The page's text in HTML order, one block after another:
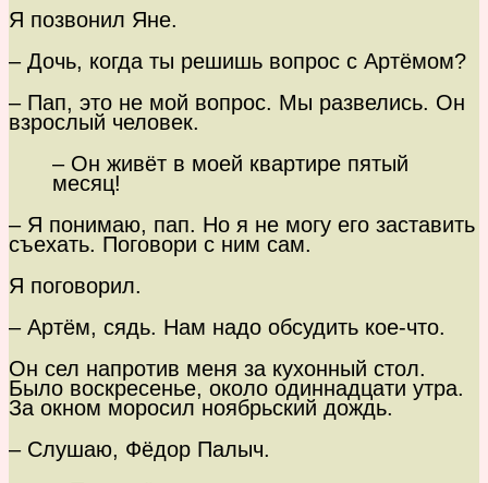
Я позвонил Яне.
– Дочь, когда ты решишь вопрос с Артёмом?
– Пап, это не мой вопрос. Мы развелись. Он
взрослый человек.
– Он живёт в моей квартире пятый
месяц!
– Я понимаю, пап. Но я не могу его заставить
съехать. Поговори с ним сам.
Я поговорил.
– Артём, сядь. Нам надо обсудить кое-что.
Он сел напротив меня за кухонный стол.
Было воскресенье, около одиннадцати утра.
За окном моросил ноябрьский дождь.
– Слушаю, Фёдор Палыч.